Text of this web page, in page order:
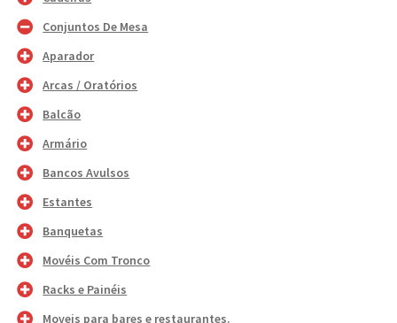
Conjuntos De Mesa
Aparador
Arcas / Oratórios
Balcão
Armário
Bancos Avulsos
Estantes
Banquetas
Movéis Com Tronco
Racks e Painéis
Moveis para bares e restaurantes.